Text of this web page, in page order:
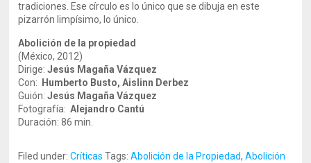
tradiciones. Ese círculo es lo único que se dibuja en este
pizarrón limpísimo, lo único.
Abolición de la propiedad
(México, 2012)
Dirige:Jesús Magaña Vázquez
Con:
Humberto Busto, Aislinn Derbez
Guión:Jesús Magaña Vázquez
Fotografía:Alejandro Cantú
Duración: 86 min.
Filed under:Críticas Tags:Abolición de la Propiedad,Abolición